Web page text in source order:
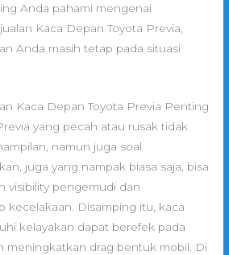
Anda pahami mengenai
Kaca Depan Toyota Previa,
Anda masih tetap pada situasi
Kaca Depan Toyota Previa Penting
yang pecah atau rusak tidak
namun juga soal
juga yang nampak biasa saja, bisa
visibility pengemudi dan
kecelakaan. Disamping itu, kaca
kelayakan dapat berefek pada
meningkatkan drag bentuk mobil. Di